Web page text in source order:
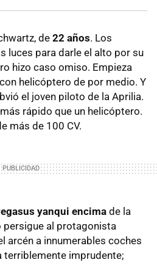
de 22 años. Los
luces para darle el alto por su
hizo caso omiso. Empieza
helicóptero de por medio. Y
el joven piloto de la Aprilia.
rápido que un helicóptero.
más de 100 CV.
yanqui encimade la
persigue al protagonista
arcén a innumerables coches
terriblemente imprudente;